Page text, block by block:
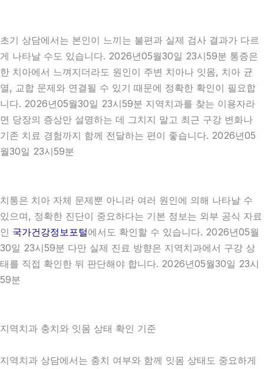
초기 상담에서는 본인이 느끼는 불편과 실제 검사 결과가 다르
게 나타날 수도 있습니다. 2026년05월30일 23시59분 통증은
한 치아에서 느껴지더라도 원인이 주변 치아나 잇몸, 치아 균
열, 교합 문제와 연결될 수 있기 때문에 정확한 확인이 필요합
니다. 2026년05월30일 23시59분 지역치과를 찾는 이용자라
면 당장의 증상만 설명하는 데 그치지 말고 최근 구강 변화나
기존 치료 경험까지 함께 전달하는 편이 좋습니다. 2026년05
월30일 23시59분
치통은 치아 자체 문제뿐 아니라 여러 원인에 의해 나타날 수
있으며, 정확한 진단이 중요하다는 기본 정보는 외부 공식 자료
인 국가건강정보포털에서도 확인할 수 있습니다. 2026년05월
30일 23시59분 다만 실제 진료 방향은 지역치과에서 구강 상
태를 직접 확인한 뒤 판단해야 합니다. 2026년05월30일 23시
59분
지역치과 충치와 잇몸 상태 확인 기준
지역치과 상담에서는 충치 여부와 함께 잇몸 상태도 중요하게